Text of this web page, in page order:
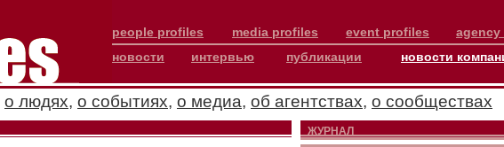
people profiles media profiles event profiles agency
новости
интервью публикации новости
о людях, о событиях, о медиа, об агентствах, о сообществах
ЖУРНАЛ